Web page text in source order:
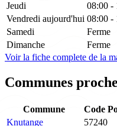
Jeudi
08:00 -
Vendredi aujourd'hui 08:00 -
Samedi
Ferme
Dimanche
Ferme
Voir la fiche complete de la
Communes
Commune Code
Knutange
57240